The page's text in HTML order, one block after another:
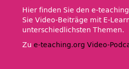
Hier finden Sie den e-
Sie Video-Beiträge mit E-
unterschiedlichsten Themen.
Zu e-teaching.org Video-